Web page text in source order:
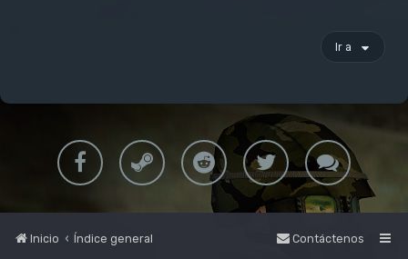
Ir a
Inicio Índice general Contáctenos